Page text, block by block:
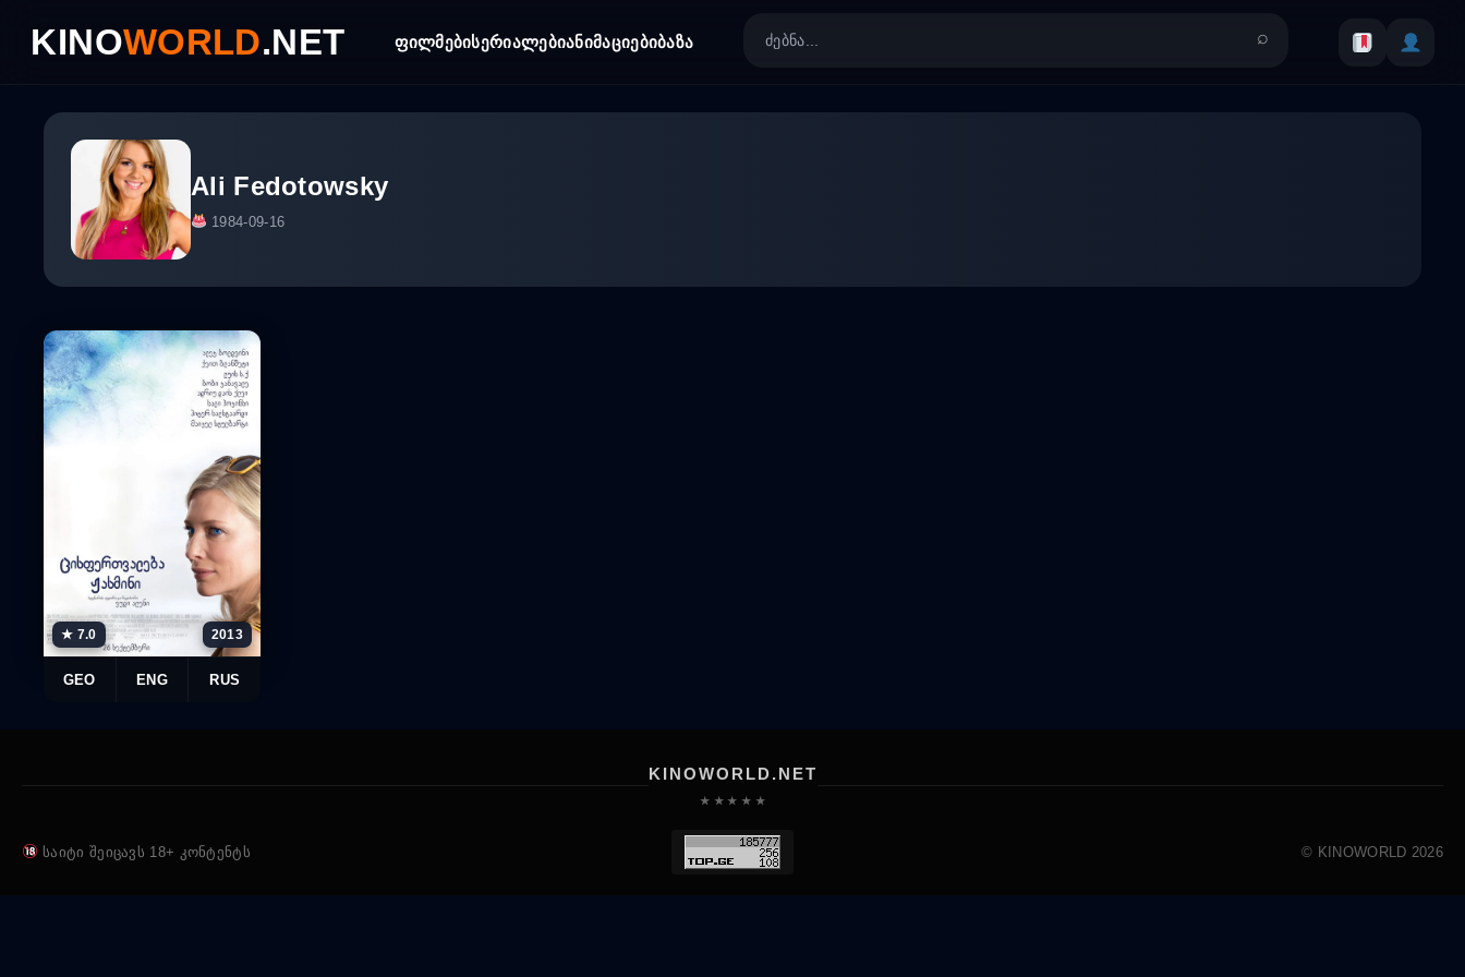
contentKINOWORLD.NET ფილმებისერიალებიანიმაციებიბაზა
Ali Fedotowsky
1984-09-16
★ 7.0 2013
GEO ENG RUS
KINOWORLD.NET
★ ★ ★ ★ ★
საიტი შეიცავს 18+ კონტენტს © KINOWORLD 2026